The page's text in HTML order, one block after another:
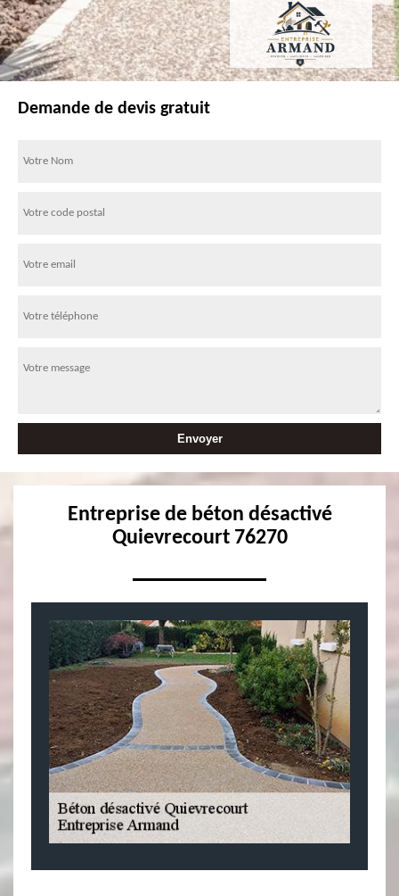
Demande de devis gratuit
Entreprise de béton désactivé
Quievrecourt 76270